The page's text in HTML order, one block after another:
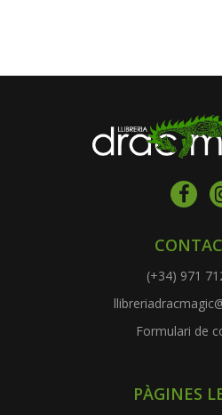
(+34) 971
Formulari de
PÀGINES